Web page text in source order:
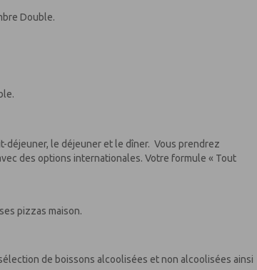
Double.
déjeuner, le déjeuner et le dîner. Vous prendrez
des options internationales. Votre formule « Tout
pizzas maison.
de boissons alcoolisées et non alcoolisées ainsi